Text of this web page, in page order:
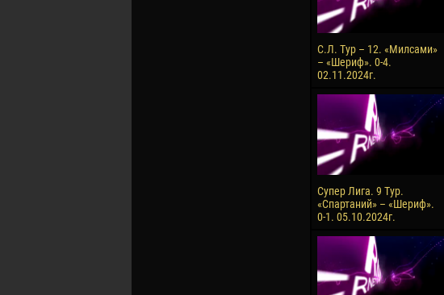
С.Л. Тур – 12. «Милсами»
– «Шериф». 0-4.
02.11.2024г.
Супер Лига. 9 Тур.
«Спартаний» – «Шериф».
0-1. 05.10.2024г.